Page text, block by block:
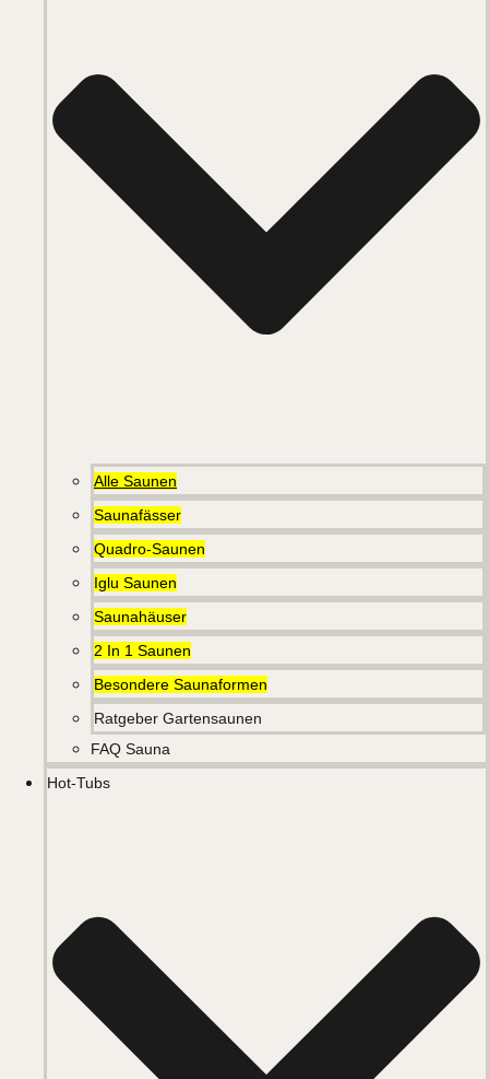
Alle Saunen
Saunafässer
Quadro-Saunen
Iglu Saunen
Saunahäuser
2 In 1 Saunen
Besondere Saunaformen
Ratgeber Gartensaunen
FAQ Sauna
Hot-Tubs